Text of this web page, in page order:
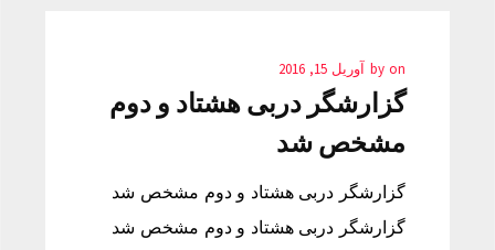
by on آوریل 15, 2016
گزارشگر دربی هشتاد و دوم
مشخص شد
گزارشگر دربی هشتاد و دوم مشخص شد
گزارشگر دربی هشتاد و دوم مشخص شد